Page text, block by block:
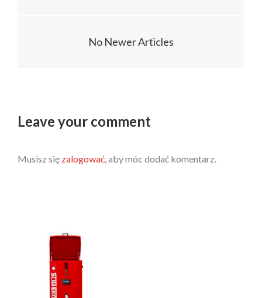
No Newer Articles
Leave your comment
Musisz się zalogować, aby móc dodać komentarz.